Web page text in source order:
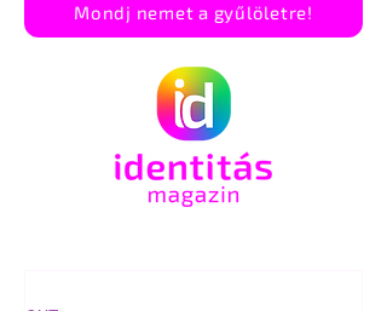
Mondj nemet a gyűlöletre!